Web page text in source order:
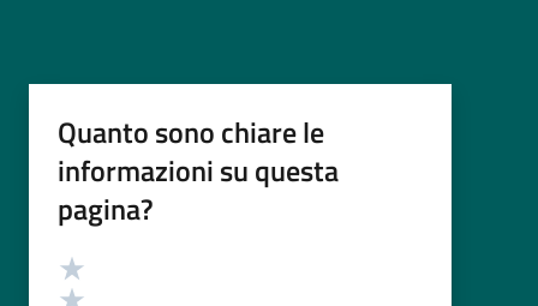
Quanto sono chiare le
informazioni su questa
pagina?
Valutazione